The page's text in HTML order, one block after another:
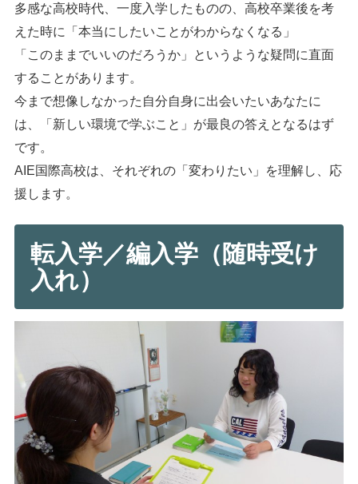
多感な高校時代、一度入学したものの、高校卒業後を考
えた時に「本当にしたいことがわからなくなる」
「このままでいいのだろうか」というような疑問に直面
することがあります。
今まで想像しなかった自分自身に出会いたいあなたに
は、「新しい環境で学ぶこと」が最良の答えとなるはず
です。
AIE国際高校は、それぞれの「変わりたい」を理解し、応
援します。
転入学／編入学（随時受け
入れ）